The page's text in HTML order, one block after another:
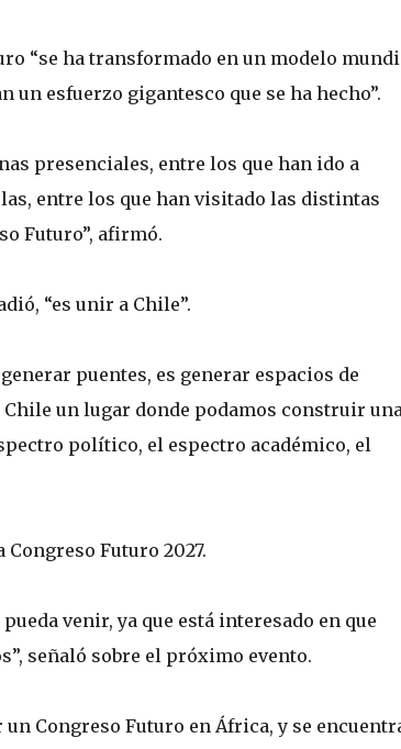
“se ha transformado en un modelo
un esfuerzo gigantesco que se ha hecho”.
presenciales, entre los que han ido a
entre los que han visitado las distintas
Futuro”, afirmó.
“es unir a Chile”.
puentes, es generar espacios de
un lugar donde podamos construir
político, el espectro académico, el
Futuro 2027.
venir, ya que está interesado en que
señaló sobre el próximo evento.
Congreso Futuro en África, y se